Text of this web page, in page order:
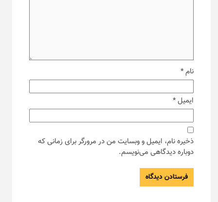
نام*
ایمیل*
ذخیره نام، ایمیل و وبسایت من در مرورگر برای زمانی که
دوباره دیدگاهی می‌نویسم.